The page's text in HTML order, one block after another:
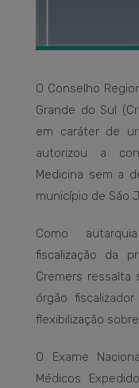
O Conselho
Grande do Sul
em caráter de
autorizou a
Medicina sem a
município de São
Como
fiscalização da
Cremers ressalta
órgão
flexibilização
O Exame
Médicos